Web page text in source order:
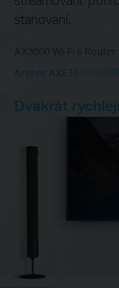
stahování.
Archer AXE75
Dvakrát